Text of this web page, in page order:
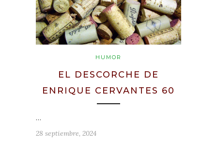
HUMOR
EL DESCORCHE DE
ENRIQUE CERVANTES 60
…
28 septiembre, 2024